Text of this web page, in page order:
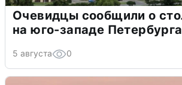
Очевидцы сообщили о
на юго-западе Петербурга
5 августа 0